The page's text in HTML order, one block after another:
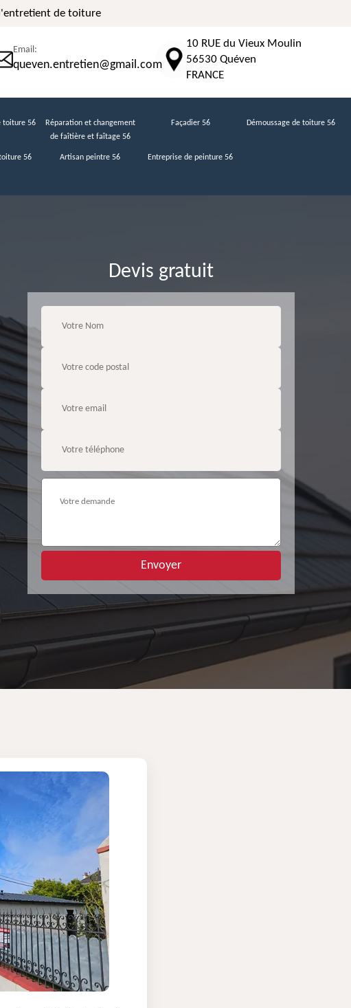
de toiture
Email:
queven.entretien@gmail.com
10 RUE du Vieux Moulin
56530 Quéven
FRANCE
toiture 56
Réparation et changement
de faîtière et faîtage 56
Façadier 56 Démoussage de toiture 56
56 Artisan peintre 56 Entreprise de peinture 56
Devis gratuit